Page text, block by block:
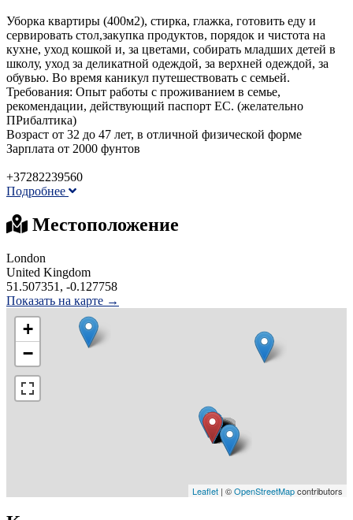
Уборка квартиры (400м2), стирка, глажка, готовить еду и
сервировать стол,закупка продуктов, порядок и чистота на
кухне, уход кошкой и, за цветами, собирать младших детей в
школу, уход за деликатной одеждой, за верхней одеждой, за
обувью. Во время каникул путешествовать с семьей.
Требования: Опыт работы с проживанием в семье,
рекомендации, действующий паспорт ЕС. (желательно
ПРибалтика)
Возраст от 32 до 47 лет, в отличной физической форме
Зарплата от 2000 фунтов
+37282239560
Подробнее
Местоположение
London
United Kingdom
51.507351, -0.127758
Показать на карте →
+
−
Leaflet | ©OpenStreetMapcontributors